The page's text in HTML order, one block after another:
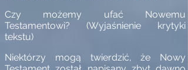
Czy możemy ufać Nowemu
Testamentowi? (Wyjaśnienie krytyki
tekstu)
Niektórzy mogą twierdzić, że Nowy